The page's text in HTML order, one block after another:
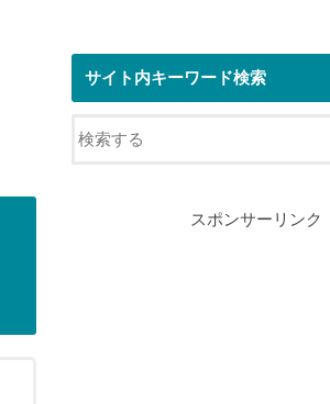
サイト内キーワード検索
スポンサーリンク